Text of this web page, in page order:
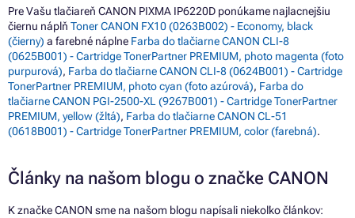
Pre Vašu tlačiareň CANON PIXMA IP6220D ponúkame najlacnejšiu
čiernu náplň Toner CANON FX10 (0263B002) - Economy, black
(čierny) a farebné náplne Farba do tlačiarne CANON CLI-8
(0625B001) - Cartridge TonerPartner PREMIUM, photo magenta (foto
purpurová), Farba do tlačiarne CANON CLI-8 (0624B001) - Cartridge
TonerPartner PREMIUM, photo cyan (foto azúrová), Farba do
tlačiarne CANON PGI-2500-XL (9267B001) - Cartridge TonerPartner
PREMIUM, yellow (žltá), Farba do tlačiarne CANON CL-51
(0618B001) - Cartridge TonerPartner PREMIUM, color (farebná).
Články na našom blogu o značke CANON
K značke CANON sme na našom blogu napísali niekoľko článkov: